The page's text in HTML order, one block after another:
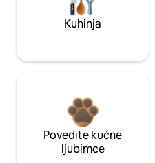
Kuhinja
Povedite kućne
ljubimce